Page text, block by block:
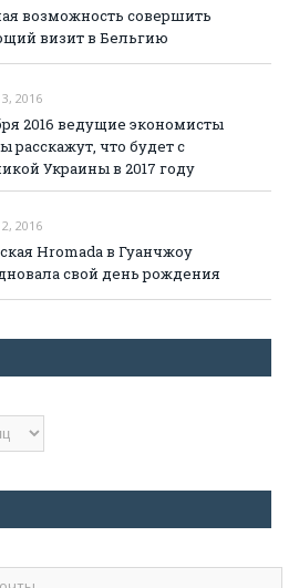
возможность совершить
визит в Бельгию
2016
2016 ведущие экономисты
расскажут, что будет с
Украины в 2017 году
2016
Hromada в Гуанчжоу
свой день рождения